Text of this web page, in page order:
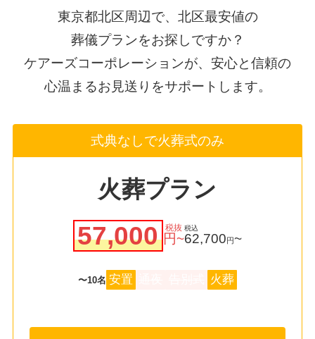
東京都北区周辺で、北区最安値の
葬儀プランをお探しですか？
ケアーズコーポレーションが、安心と信頼の
心温まるお見送りをサポートします。
式典なしで火葬式のみ
火葬プラン
57,000 税抜
円~
税込
62,700 円~
〜10名 安置 火葬